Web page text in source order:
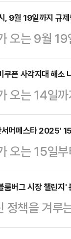
으로 시민
서 바로 대
이후 30여
관광지 접
신규 도
9월 19일까지 규제
오는 9월
개최하며 시
전은 법,
제를 발굴
경영활동
등으로, 안
참가자는
쿠폰 사각지대 해소
오는 14일
찾아가는
선다.이번
시설 입소
서 작성을
신청' 전화
서비스는
머페스타 2025'
오는 15일
무더위를
열리는 이
와 연계해
마련됐다.
룸버그 시장 챌린지'
정책을 겨